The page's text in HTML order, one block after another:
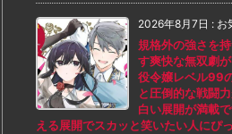
2026年8月7日 : お
規格外の強さを
す爽快な無双劇
役令嬢レベル99
と圧倒的な戦闘
白い展開が満載
える展開でスカッと笑いたい人にぴ